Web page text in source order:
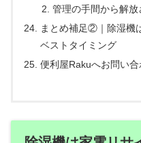
管理の手間から解放
まとめ補足②｜除湿機
ベストタイミング
便利屋Rakuへお問い合